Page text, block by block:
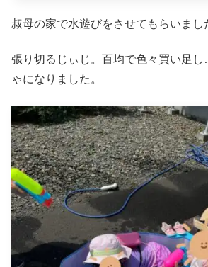
叔母の家で水遊びをさせてもらいまし
張り切るじぃじ。百均で色々買い足
ゃになりました。